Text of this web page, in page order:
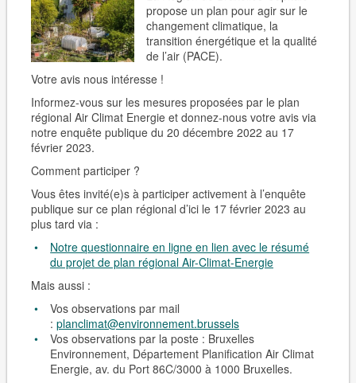
propose un plan pour agir sur le
changement climatique, la
transition énergétique et la qualité
de l’air (PACE).
Votre avis nous intéresse !
Informez-vous sur les mesures proposées par le plan
régional Air Climat Energie et donnez-nous votre avis via
notre enquête publique du 20 décembre 2022 au 17
février 2023.
Comment participer ?
Vous êtes invité(e)s à participer activement à l’enquête
publique sur ce plan régional d’ici le 17 février 2023 au
plus tard via:
Notre questionnaire en ligne en lien avec le résumé
du projet de plan régional Air-Climat-Energie
Mais aussi :
Vos observations par mail
: planclimat@environnement.brussels
Vos observations par la poste : Bruxelles
Environnement, Département Planification Air Climat
Energie, av. du Port 86C/3000 à 1000 Bruxelles.